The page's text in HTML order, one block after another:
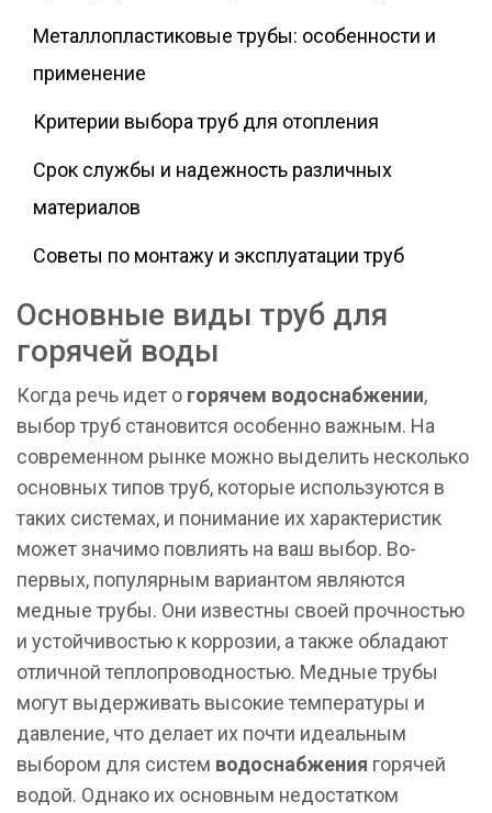
Металлопластиковые трубы: особенности и
применение
Критерии выбора труб для отопления
Срок службы и надежность различных
материалов
Советы по монтажу и эксплуатации труб
Основные виды труб для
горячей воды
Когда речь идет о горячем водоснабжении,
выбор труб становится особенно важным. На
современном рынке можно выделить несколько
основных типов труб, которые используются в
таких системах, и понимание их характеристик
может значимо повлиять на ваш выбор. Во-
первых, популярным вариантом являются
медные трубы. Они известны своей прочностью
и устойчивостью к коррозии, а также обладают
отличной теплопроводностью. Медные трубы
могут выдерживать высокие температуры и
давление, что делает их почти идеальным
выбором для систем водоснабжения горячей
водой. Однако их основным недостатком